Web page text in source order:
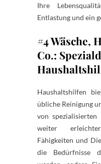
Ihre
Entlastung und ein
#4 Wäsche,
Co.:
Haushaltshilfen
übliche Reinigung
von
weiter
Fähigkeiten und
die Bedürfnisse